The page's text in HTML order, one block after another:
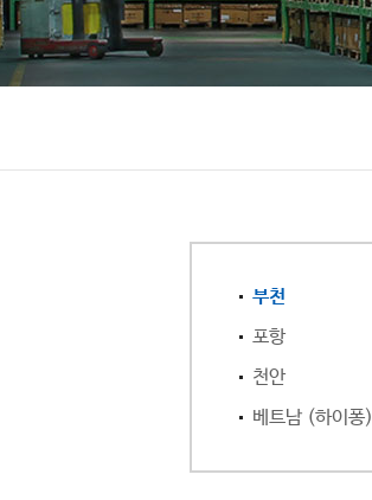
부천
포항
천안
베트남 (하이퐁)